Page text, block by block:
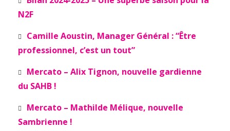
N2F
Camille Aoustin, Manager Général : “Être
professionnel, c’est un tout”
Mercato – Alix Tignon, nouvelle gardienne
du SAHB !
Mercato – Mathilde Mélique, nouvelle
Sambrienne !